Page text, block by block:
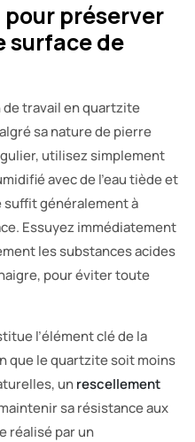
préserver
surface de
de travail en quartzite
sa nature de pierre
utilisez simplement
avec de l’eau tiède et
suffit généralement à
Essuyez immédiatement
les substances acides
pour éviter toute
l’élément clé de la
que le quartzite soit moins
unrescellement
sa résistance aux
réalisé par un